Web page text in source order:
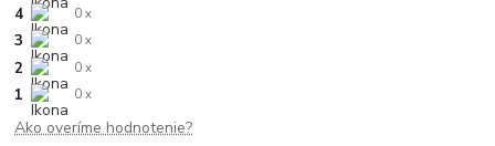
4 0 x
3 0 x
2 0 x
1 0 x
Ako overíme hodnotenie?